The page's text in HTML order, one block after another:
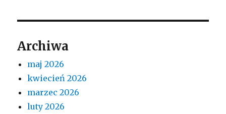
Archiwa
maj 2026
kwiecień 2026
marzec 2026
luty 2026